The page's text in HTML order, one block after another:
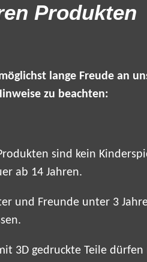
Produkten
lange Freude an
zu beachten:
sind kein
ab 14 Jahren.
und Freunde unter 3
3D gedruckte Teile